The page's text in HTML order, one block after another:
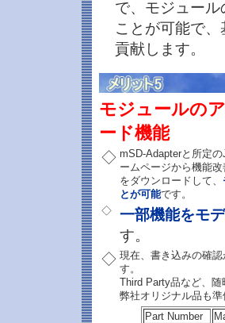
で、モジュー
ことが可能で
貢献します。
モジュールの
ード機能
◇ mSD-Adapterと所定
ームページから機能
をダウンロードして、
とが可能です。
◇
一部機能をモ
す。
◇ 現在、書き込みの確
す。
Third Party品など、
弊社オリジナル品も
Part Number